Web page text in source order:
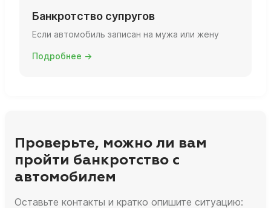
Банкротство супругов
Если автомобиль записан на мужа или жену
Подробнее →
Проверьте, можно ли вам
пройти банкротство с
автомобилем
Оставьте контакты и кратко опишите ситуацию: